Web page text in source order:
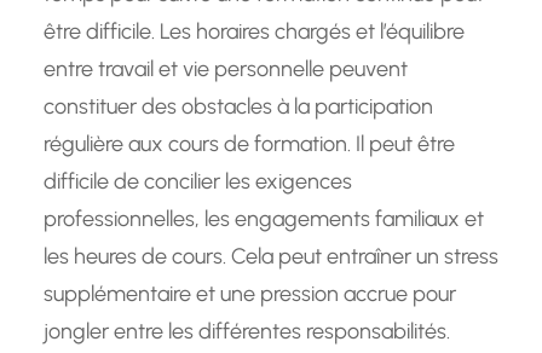
être difficile. Les horaires chargés et l’équilibre
entre travail et vie personnelle peuvent
constituer des obstacles à la participation
régulière aux cours de formation. Il peut être
difficile de concilier les exigences
professionnelles, les engagements familiaux et
les heures de cours. Cela peut entraîner un stress
supplémentaire et une pression accrue pour
jongler entre les différentes responsabilités.